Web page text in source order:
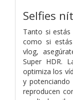
Selfies
Tanto si
como si
vlog,
Super HDR.
optimiza los
y
reproducen